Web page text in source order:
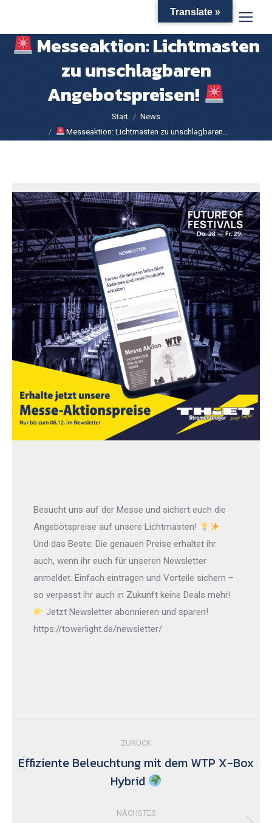
Messeaktion: Lichtmasten
zu unschlagbaren
Angebotspreisen!
Start
News
Messeaktion: Lichtmasten zu unschlagbaren…
Besucht uns auf der Messe und sichert euch die
Angebotspreise auf unsere Lichtmasten!
Und das Beste: Die genauen Preise erhaltet ihr
auch, wenn ihr euch für unseren Newsletter
anmeldet. Einfach eintragen und Vorteile sichern –
so verpasst ihr auch in Zukunft keine Deals mehr!
Jetzt Newsletter abonnieren und sparen!
https://towerlight.de/newsletter/
ZURÜCK
Vorheriger
Beitrag:
Effiziente Beleuchtung mit dem WTP X-Box
Hybrid
NÄCHSTES
Translate »